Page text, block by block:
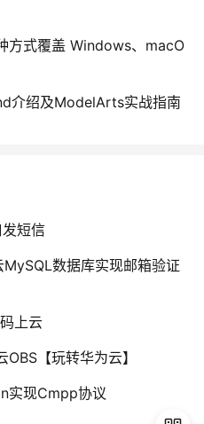
方式覆盖 Windows、macO
介绍及ModelArts实战指南
短信
数据库实现邮箱验证
上云
【玩转华为云】
实现Cmpp协议